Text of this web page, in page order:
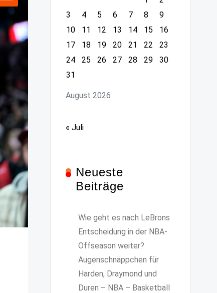
August 2026
3
4 5 6 7 8
9
10
11 12 13 14 15
16
17
18 19 20 21 22
23
24
25 26 27 28 29
30
31
« Juli
Neueste
Beiträge
Wie geht es nach LeBrons
Entscheidung in der NBA-
Offseason weiter?
Augenschnäppchen für
Harden, Draymond und
Duren – NBA – Basketball